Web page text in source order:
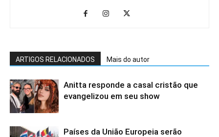
ARTIGOS RELACIONADOS Mais do autor
Anitta responde a casal cristão que
evangelizou em seu show
Países da União Europeia serão